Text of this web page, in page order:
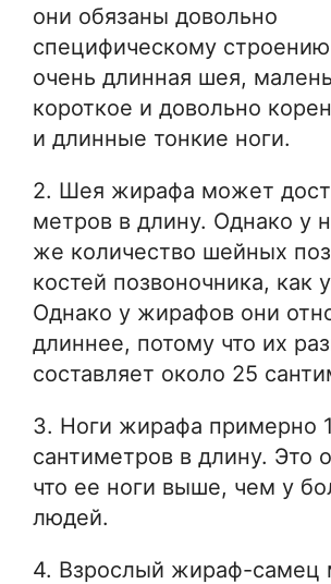
они обязаны довольно
специфическому
очень длинная шея,
короткое и довольно
и длинные тонкие ноги.
2. Шея жирафа может
метров в длину. Однако у
же количество шейных
костей позвоночника, как
Однако у жирафов они
длиннее, потому что их
составляет около 25
3. Ноги жирафа примерно
сантиметров в длину. Это
что ее ноги выше, чем у
людей.
4. Взрослый жираф-самец